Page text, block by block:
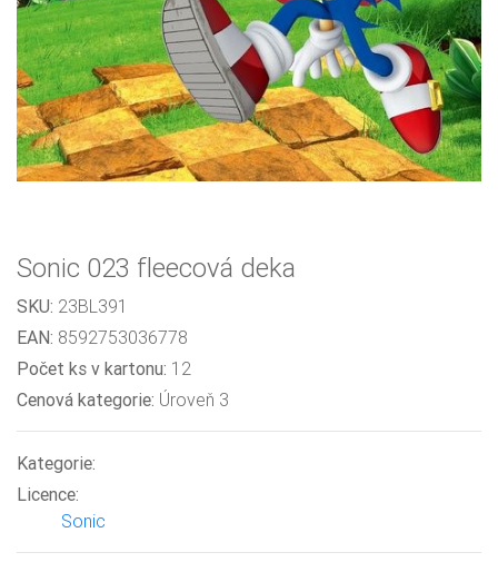
Sonic 023 fleecová deka
SKU: 23BL391
EAN: 8592753036778
Počet ks v kartonu: 12
Cenová kategorie: Úroveň 3
Kategorie:
Licence:
Sonic